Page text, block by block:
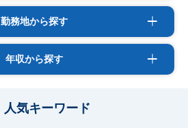
勤務地から探す
年収から探す
人気キーワード